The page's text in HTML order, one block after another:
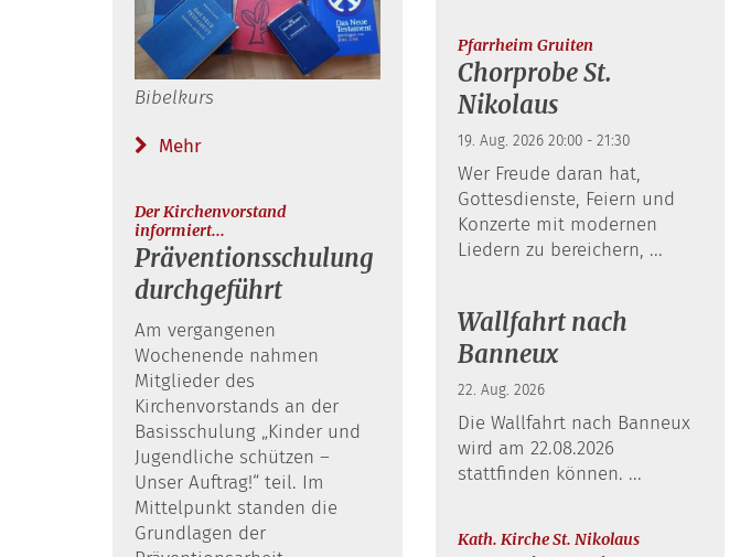
Bibelkurs
Mehr
Der Kirchenvorstand
informiert...
Präventionsschulung
durchgeführt
Am vergangenen
Wochenende nahmen
Mitglieder des
Kirchenvorstands an der
Basisschulung „Kinder und
Jugendliche schützen –
Unser Auftrag!“ teil. Im
Mittelpunkt standen die
Grundlagen der
Pfarrheim Gruiten:
Chorprobe St.
Nikolaus
19. Aug. 2026 20:00 - 21:30
Wer Freude daran hat,
Gottesdienste, Feiern und
Konzerte mit modernen
Liedern zu bereichern, ...
Wallfahrt nach
Banneux
22. Aug. 2026
Die Wallfahrt nach Banneux
wird am 22.08.2026
stattfinden können. ...
Kath. Kirche St. Nikolaus: